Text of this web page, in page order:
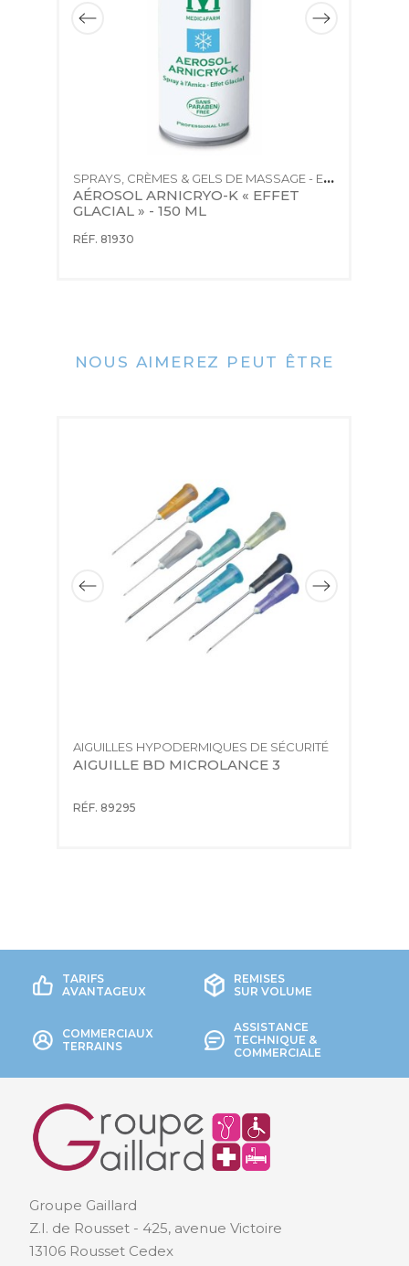
SPRAYS, CRÈMES & GELS DE MASSAGE - EFFET FROID
AÉROSOL ARNICRYO-K « EFFET
GLACIAL » - 150 ML
RÉF. 81930
NOUS AIMEREZ PEUT ÊTRE
AIGUILLES HYPODERMIQUES DE SÉCURITÉ
AIGUILLE BD MICROLANCE 3
RÉF. 89295
TARIFS
AVANTAGEUX
REMISES
SUR VOLUME
COMMERCIAUX
TERRAINS
ASSISTANCE
TECHNIQUE &
COMMERCIALE
Groupe Gaillard
Z.I. de Rousset - 425, avenue Victoire
13106 Rousset Cedex